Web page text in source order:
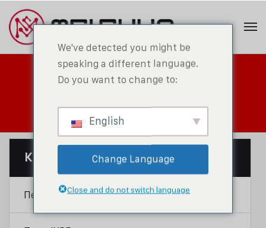
Центр продуктов
Категория Продукта
Пенопласт IXPP
We've detected you might be
speaking a different language.
Do you want to change to:
English
Change Language
Close and do not switch language